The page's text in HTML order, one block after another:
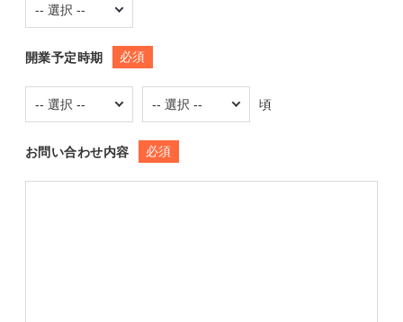
開業予定時期 必須
頃
お問い合わせ内容 必須